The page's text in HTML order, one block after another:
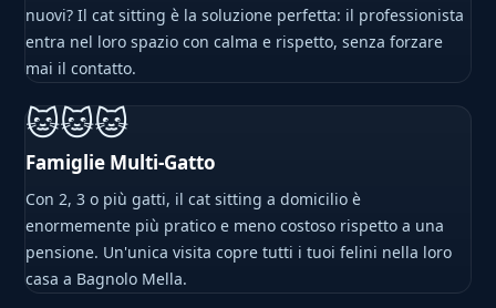
nuovi? Il cat sitting è la soluzione perfetta: il professionista
entra nel loro spazio con calma e rispetto, senza forzare
mai il contatto.
🐱🐱🐱
Famiglie Multi-Gatto
Con 2, 3 o più gatti, il cat sitting a domicilio è
enormemente più pratico e meno costoso rispetto a una
pensione. Un'unica visita copre tutti i tuoi felini nella loro
casa a Bagnolo Mella.